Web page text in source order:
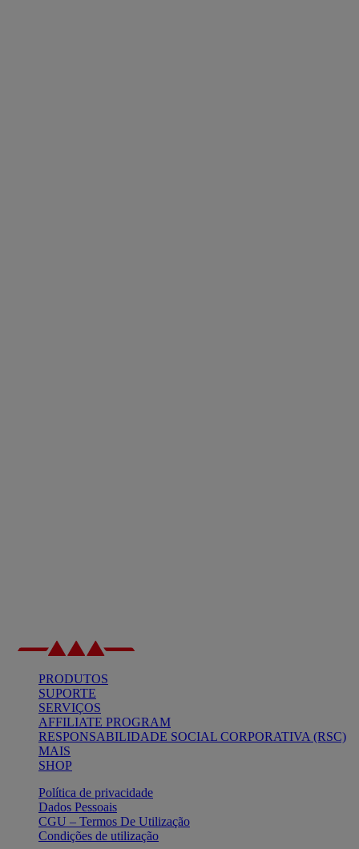
PRODUTOS
SUPORTE
SERVIÇOS
AFFILIATE PROGRAM
RESPONSABILIDADE SOCIAL CORPORATIVA (RSC)
MAIS
SHOP
Política de privacidade
Dados Pessoais
CGU – Termos De Utilização
Condições de utilização